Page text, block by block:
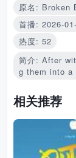
原名: Broken
首播: 2026-
热度: 52
简介: After
g them into a
相关推荐